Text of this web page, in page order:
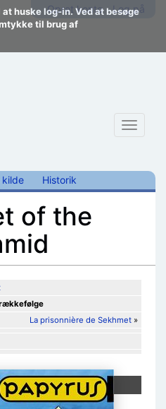
huske log-in. Ved at besøge
til brug af
Opret konto Log på
Toggle
kilde Historik
of the
La prisonnière de Sekhmet »